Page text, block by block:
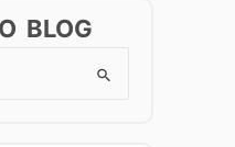
BLOG